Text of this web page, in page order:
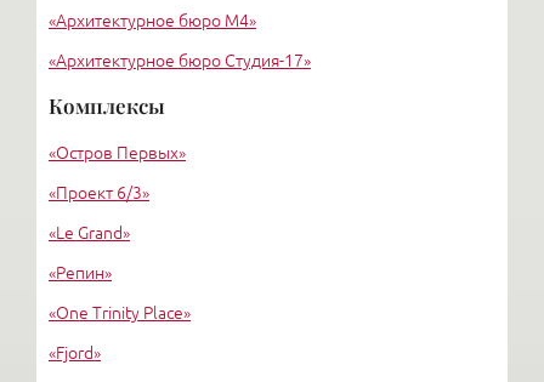
«Архитектурное бюро М4»
«Архитектурное бюро Студия-17»
«Архитектурное бюро Liphart Architects»
«Вертикаль»
Комплексы
«Остров Первых»
«Проект 6/3»
«Le Grand»
«Репин»
«One Trinity Place»
«Fjord»